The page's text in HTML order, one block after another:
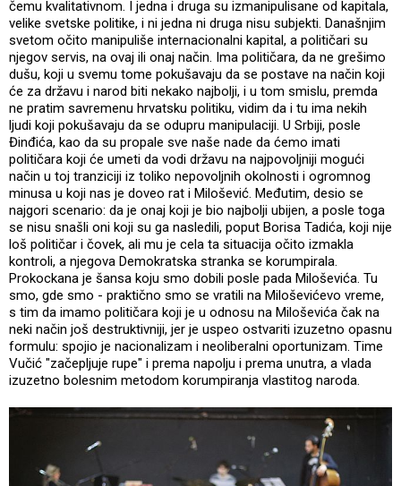
čemu kvalitativnom. I jedna i druga su izmanipulisane od kapitala,
velike svetske politike, i ni jedna ni druga nisu subjekti. Današnjim
svetom očito manipuliše internacionalni kapital, a političari su
njegov servis, na ovaj ili onaj način. Ima političara, da ne grešimo
dušu, koji u svemu tome pokušavaju da se postave na način koji
će za državu i narod biti nekako najbolji, i u tom smislu, premda
ne pratim savremenu hrvatsku politiku, vidim da i tu ima nekih
ljudi koji pokušavaju da se odupru manipulaciji. U Srbiji, posle
Đinđića, kao da su propale sve naše nade da ćemo imati
političara koji će umeti da vodi državu na najpovoljniji mogući
način u toj tranziciji iz toliko nepovoljnih okolnosti i ogromnog
minusa u koji nas je doveo rat i Milošević. Međutim, desio se
najgori scenario: da je onaj koji je bio najbolji ubijen, a posle toga
se nisu snašli oni koji su ga nasledili, poput Borisa Tadića, koji nije
loš političar i čovek, ali mu je cela ta situacija očito izmakla
kontroli, a njegova Demokratska stranka se korumpirala.
Prokockana je šansa koju smo dobili posle pada Miloševića. Tu
smo, gde smo - praktično smo se vratili na Miloševićevo vreme,
s tim da imamo političara koji je u odnosu na Miloševića čak na
neki način još destruktivniji, jer je uspeo ostvariti izuzetno opasnu
formulu: spojio je nacionalizam i neoliberalni oportunizam. Time
Vučić "začepljuje rupe" i prema napolju i prema unutra, a vlada
izuzetno bolesnim metodom korumpiranja vlastitog naroda.